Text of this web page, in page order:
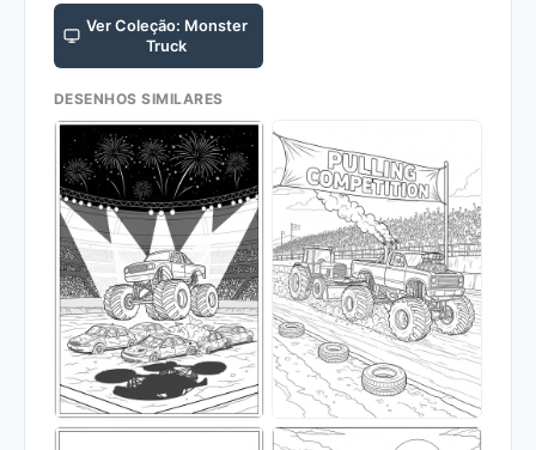
Ver Coleção: Monster
Truck
DESENHOS SIMILARES